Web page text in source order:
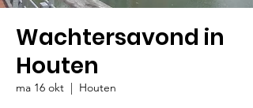
Wachtersavond in
Houten
ma 16 okt
  |
Houten